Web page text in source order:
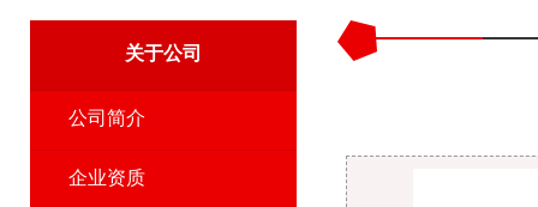
关于公司
公司简介
企业资质